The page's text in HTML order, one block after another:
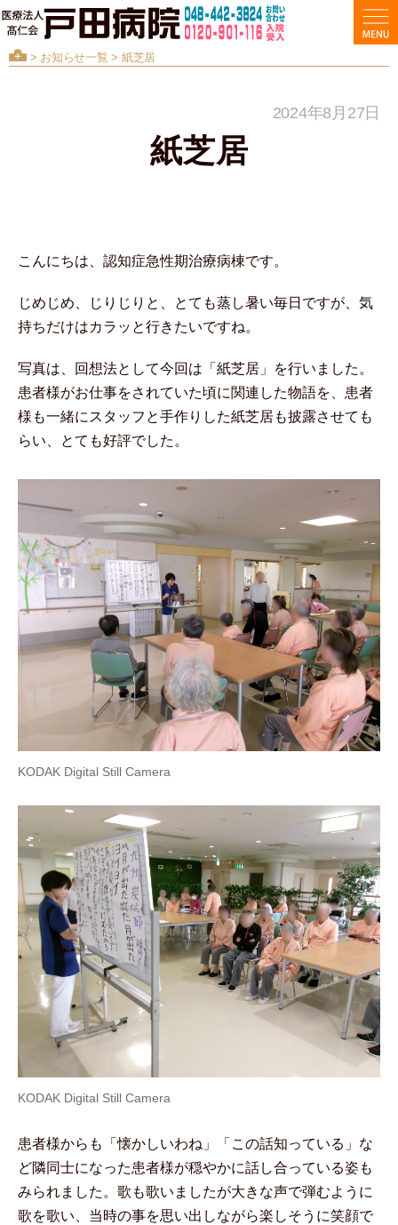
> お知らせ一覧 > 紙芝居
2024年8月27日
紙芝居
こんにちは、認知症急性期治療病棟です。
じめじめ、じりじりと、とても蒸し暑い毎日ですが、気
持ちだけはカラッと行きたいですね。
写真は、回想法として今回は「紙芝居」を行いました。
患者様がお仕事をされていた頃に関連した物語を、患者
様も一緒にスタッフと手作りした紙芝居も披露させても
らい、とても好評でした。
KODAK Digital Still Camera
KODAK Digital Still Camera
患者様からも「懐かしいわね」「この話知っている」な
ど隣同士になった患者様が穏やかに話し合っている姿も
みられました。歌も歌いましたが大きな声で弾むように
歌を歌い、当時の事を思い出しながら楽しそうに笑顔で